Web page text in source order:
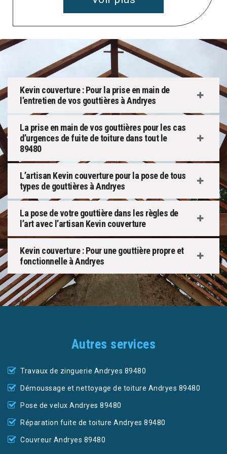
Kevin couverture : Pour la prise en main de
l’entretien de vos gouttières à Andryes
La prise en main de vos gouttières pour les cas
d’urgences de fuite de toiture dans tout le
89480
L’artisan Kevin couverture pour la pose de tous
types de gouttières à Andryes
La pose de votre gouttière dans les règles de
l’art avec l’artisan Kevin couverture
Kevin couverture : Pour une gouttière propre et
fonctionnelle à Andryes
Autres services
Travaux de zinguerie Andryes 89480
Démoussage et nettoyage de toiture Andryes 89480
Pose de velux Andryes 89480
Réparation fuite de toiture Andryes 89480
Couvreur Andryes 89480